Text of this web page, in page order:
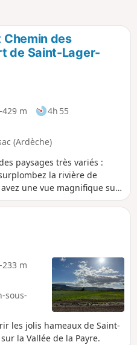
Chemin des
de Saint-Lager-
-429 m
4h 55
(Ardèche)
paysages très variés :
la rivière de
une vue magnifique sur
-233 m
sous-
les jolis hameaux de Saint-
la Vallée de la Payre.